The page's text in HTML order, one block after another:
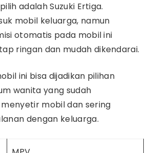
adalah Suzuki Ertiga.
mobil keluarga, namun
otomatis pada mobil ini
ringan dan mudah dikendarai.
ini bisa dijadikan pilihan
wanita yang sudah
mobil dan sering
dengan keluarga.